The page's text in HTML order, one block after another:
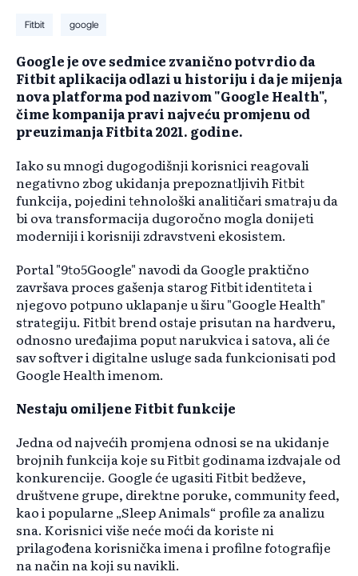
Fitbit google
​Google je ove sedmice zvanično potvrdio da
Fitbit aplikacija odlazi u historiju i da je mijenja
nova platforma pod nazivom "Google Health",
čime kompanija pravi najveću promjenu od
preuzimanja Fitbita 2021. godine.
Iako su mnogi dugogodišnji korisnici reagovali
negativno zbog ukidanja prepoznatljivih Fitbit
funkcija, pojedini tehnološki analitičari smatraju da
bi ova transformacija dugoročno mogla donijeti
moderniji i korisniji zdravstveni ekosistem.
Portal "9to5Google" navodi da Google praktično
završava proces gašenja starog Fitbit identiteta i
njegovo potpuno uklapanje u širu "Google Health"
strategiju. Fitbit brend ostaje prisutan na hardveru,
odnosno uređajima poput narukvica i satova, ali će
sav softver i digitalne usluge sada funkcionisati pod
Google Health imenom.
Nestaju omiljene Fitbit funkcije
Jedna od najvećih promjena odnosi se na ukidanje
brojnih funkcija koje su Fitbit godinama izdvajale od
konkurencije. Google će ugasiti Fitbit bedževe,
društvene grupe, direktne poruke, community feed,
kao i popularne „Sleep Animals“ profile za analizu
sna. Korisnici više neće moći da koriste ni
prilagođena korisnička imena i profilne fotografije
na način na koji su navikli.